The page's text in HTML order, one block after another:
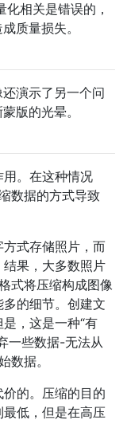
化相关是错误的，
质量损失。
演示了另一个问
版的光晕。
。在这种情况
数据的方式导致
式存储照片，而
果，大多数照片
式将压缩构成图像
的细节。创建文
，这是一种“有
一些数据-无法从
数据。
的。压缩的目的
低，但是在高压